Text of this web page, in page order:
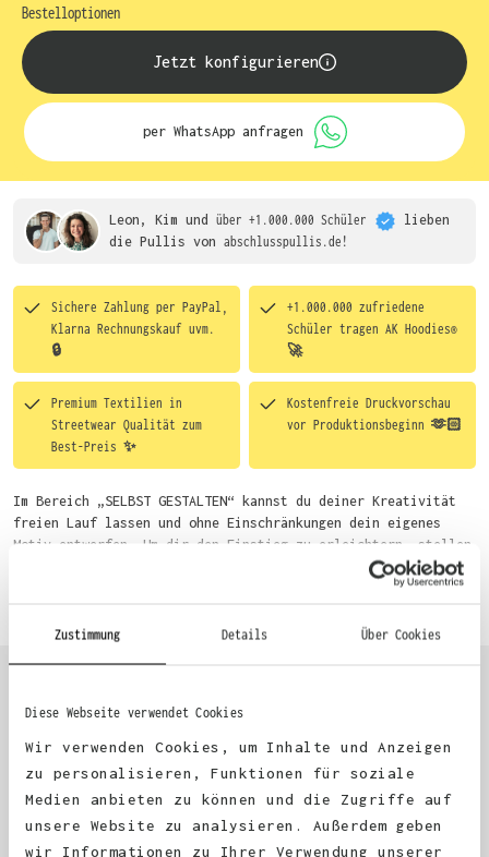
Zustimmung Details Über Cookies
Diese Webseite verwendet Cookies
Wir verwenden Cookies, um Inhalte und Anzeigen
zu personalisieren, Funktionen für soziale
Medien anbieten zu können und die Zugriffe auf
unsere Website zu analysieren. Außerdem geben
wir Informationen zu Ihrer Verwendung unserer
Bestelloptionen
Jetzt konfigurieren
per WhatsApp anfragen
Leon, Kim und über +1.000.000 Schüler
lieben
die Pullis von abschlusspullis.de!
Sichere Zahlung per PayPal,
Klarna Rechnungskauf uvm.
🔒
+1.000.000 zufriedene
Schüler tragen AK Hoodies®
🚀
Premium Textilien in
Streetwear Qualität zum
Best-Preis ✨
Kostenfreie Druckvorschau
vor Produktionsbeginn 🫶🏻
Im Bereich „SELBST GESTALTEN“ kannst du deiner Kreativität
freien Lauf lassen und ohne Einschränkungen dein eigenes
Motiv entwerfen. Um dir den Einstieg zu erleichtern, stellen
wir eine von unseren Designern vorgefertigte Vorlage bereit.
Wähle einfach deine Wunsch-Produkte auf dieser Seite aus und
du auch bequem über das Bestellformular, per E-Mail oder
KUNDEN FEEDBACK 🫶
Excellent